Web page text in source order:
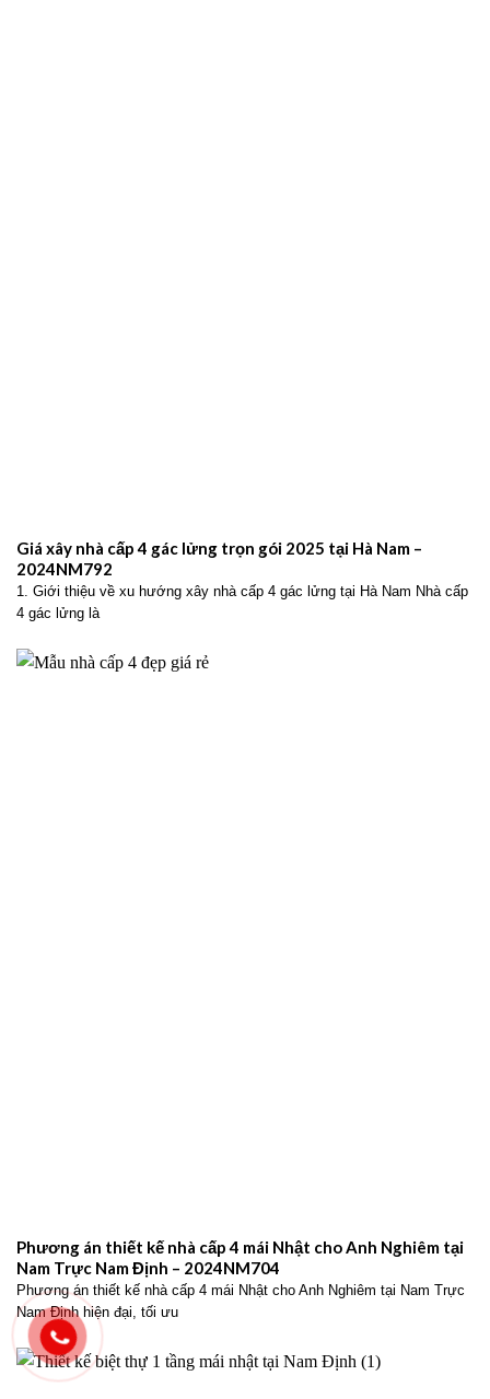
Giá xây nhà cấp 4 gác lửng trọn gói 2025 tại Hà Nam –
2024NM792
1. Giới thiệu về xu hướng xây nhà cấp 4 gác lửng tại Hà Nam Nhà cấp
4 gác lửng là
Phương án thiết kế nhà cấp 4 mái Nhật cho Anh Nghiêm tại
Nam Trực Nam Định – 2024NM704
Phương án thiết kế nhà cấp 4 mái Nhật cho Anh Nghiêm tại Nam Trực
Nam Định hiện đại, tối ưu